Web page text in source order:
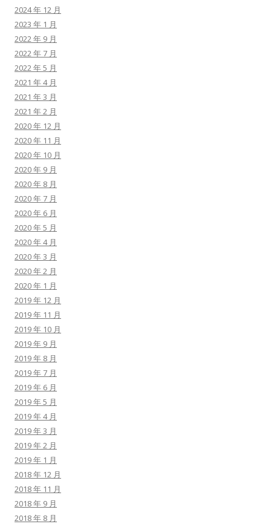
2024 年 12 月
2023 年 1 月
2022 年 9 月
2022 年 7 月
2022 年 5 月
2021 年 4 月
2021 年 3 月
2021 年 2 月
2020 年 12 月
2020 年 11 月
2020 年 10 月
2020 年 9 月
2020 年 8 月
2020 年 7 月
2020 年 6 月
2020 年 5 月
2020 年 4 月
2020 年 3 月
2020 年 2 月
2020 年 1 月
2019 年 12 月
2019 年 11 月
2019 年 10 月
2019 年 9 月
2019 年 8 月
2019 年 7 月
2019 年 6 月
2019 年 5 月
2019 年 4 月
2019 年 3 月
2019 年 2 月
2019 年 1 月
2018 年 12 月
2018 年 11 月
2018 年 9 月
2018 年 8 月